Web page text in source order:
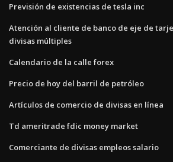
Previsión de existencias de tesla inc
Atención al cliente de banco de eje de
divisas múltiples
Calendario de la calle forex
Precio de hoy del barril de petróleo
Artículos de comercio de divisas en línea
Td ameritrade fdic money market
Comerciante de divisas empleos salario